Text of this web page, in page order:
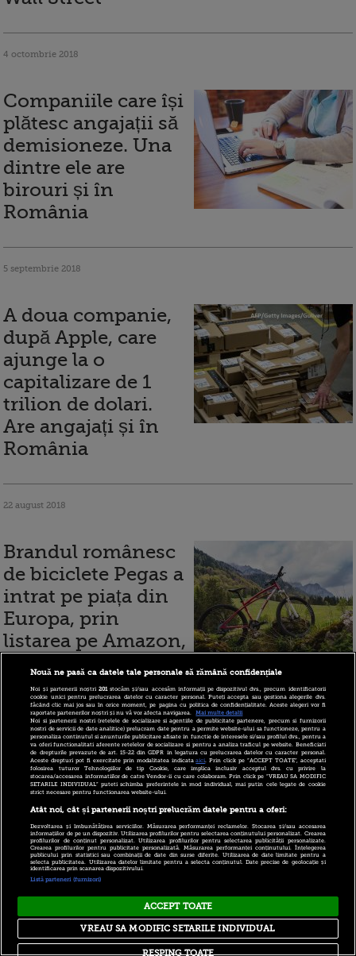
4 octombrie 2018
Companiile care își
plătesc angajații să
demisioneze. Una
dintre ele are
birouri și în
România
5 septembrie 2018
A doua companie,
după Apple, care
ajunge la o
capitalizare de 1
trilion de dolari.
Are angajați și în
România
22 august 2018
Brandul românesc
de biciclete Pegas a
intrat pe piața din
Europa, prin
listarea pe Amazon,
și țintește Statele
Unite
14 august 2018
A doua companie
americană de un
trilion de dolari. Ce
șanse are să
depășească Apple
6 august 2018
Nouă ne pasă ca datele tale personale să rămână confidențiale
Noi și partenerii noștri201stocăm și/sau accesăm informații pe dispozitivul dvs., precum identificatorii
cookie unici pentru prelucrarea datelor cu caracter personal. Puteți accepta sau gestiona alegerile dvs.
făcând clic mai jos sau în orice moment, pe pagina cu politica de confidențialitate. Aceste alegeri vor fi
raportate partenerilor noștri și nu vă vor afecta navigarea.
Mai multe detalii
Noi si partenerii nostri (retelele de socializare si agentiile de publicitate partenere, precum si furnizorii
nostri de servicii de date analitice) prelucram date pentru a permite website-ului sa functioneze, pentru a
personaliza continutul si anunturile publicitare afisate in functie de interesele si/sau profilul dvs., pentru a
va oferi functionalitati aferente retelelor de socializare si pentru a analiza traficul pe website. Beneficiati
de drepturile prevazute de art. 15-22 din GDPR in legatura cu prelucrarea datelor cu caracter personal.
Aceste drepturi pot fi exercitate prin modalitatea indicataaici. Prin click pe “ACCEPT TOATE”, acceptati
folosirea tuturor Tehnologiilor de tip Cookie, care implica inclusiv acceptul dvs. cu privire la
stocarea/accesarea informatiilor de catre Vendor-ii cu care colaboram. Prin click pe “VREAU SA MODIFIC
SETARILE INDIVIDUAL” puteti schimba preferintele in mod individual, mai putin cele legate de cookie
strict necesare pentru functionarea website-ului.
Atât noi, cât și partenerii noștri prelucrăm datele pentru a oferi:
Dezvoltarea și îmbunătățirea serviciilor. Măsurarea performanței reclamelor. Stocarea și/sau accesarea
informațiilor de pe un dispozitiv. Utilizarea profilurilor pentru selectarea conținutului personalizat. Crearea
profilurilor de conținut personalizat. Utilizarea profilurilor pentru selectarea publicității personalizate.
Crearea profilurilor pentru publicitate personalizată. Măsurarea performanței conținutului. Înțelegerea
publicului prin statistici sau combinații de date din surse diferite. Utilizarea de date limitate pentru a
selecta publicitatea. Utilizarea datelor limitate pentru a selecta conținutul. Date precise de geolocație și
identificarea prin scanarea dispozitivului.
Listă parteneri (furnizori)
ACCEPT TOATE
RESPING TOATE
VREAU SA MODIFIC SETARILE INDIVIDUAL